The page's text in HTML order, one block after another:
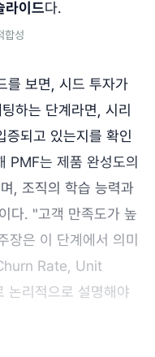
라이드다.
성
를 보면, 시드 투자가
하는 단계라면, 시리
되고 있는지를 확인
PMF는 제품 완성도의
, 조직의 학습 능력과
다. "고객 만족도가 높
은 이 단계에서 의미
Rate, Unit
리적으로 설명해야